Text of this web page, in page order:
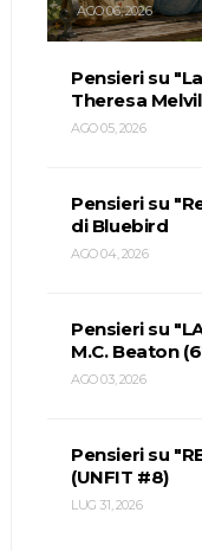
AGO 06, 2026
Pensieri su
Theresa
AGO 05, 2026
Pensieri su
di Bluebird
AGO 04, 2026
Pensieri su
M.C. Beaton
AGO 03, 2026
Pensieri su
(UNFIT #8)
LUG 31, 2026